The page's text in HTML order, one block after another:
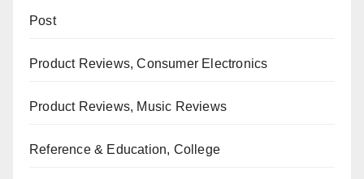
Post
Product Reviews, Consumer Electronics
Product Reviews, Music Reviews
Reference & Education, College